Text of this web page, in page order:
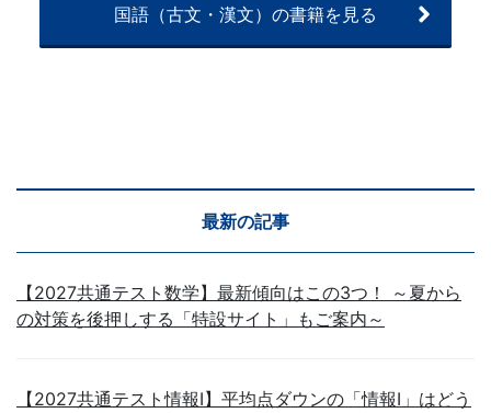
国語（古文・漢文）の書籍を見る
最新の記事
【2027共通テスト数学】最新傾向はこの3つ！ ～夏から
の対策を後押しする「特設サイト」もご案内～
【2027共通テスト情報Ⅰ】平均点ダウンの「情報Ⅰ」はどう